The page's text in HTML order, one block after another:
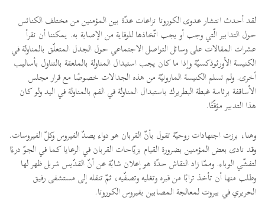
لقد أحدث انتشار عدوى الكورونا نزاعات عدّة بين المؤمنين من مختلف الكنائس
حول التدابير الّتي وجب أو يجب اتّخاذها للوقاية من الإصابة به. يمكننا أن نقرأ
عشرات المقالات على وسائل التواصل الاجتماعي حول الجدل المتعلّق بالمناولة في
الكنيسة الأورثوذكسيّة وإذا ما كان يجب استبدال المناولة بالملعقة بالتناول بأساليب
أخرى. ولم تسلم الكنيسة المارونيّة من هذه الجدالات خصوصًا مع قرار مجلس
الأساقفة برئاسة غبطة البطريرك باستبدال المناولة في الفم بالمناولة في اليد ولو كان
هذا التدبير مؤقّتًا.
وهنا، برزت اجتهادات روحيّة تقول بأنّ القربان هو دواء يصدّ الفيروس وكلّ الفيروسات.
وقد نادى بعض المؤمنين بضرورة القيام بزيّاحات القربان في الرعايا كما في الجوّ درءًا
لتفشّي الوباء. وممّا زاد النقاش حدّة هو إعلان شابّة عن أنّ القدّيس شربل ظهر لها
وطلب منها أن تأخذ ترابًا من قبره وتغليه وتصفّيه، ثمّ تنقله إلى مستشفى رفيق
الحريري في بيروت لمعالجة المصابين بفيروس الكورونا.